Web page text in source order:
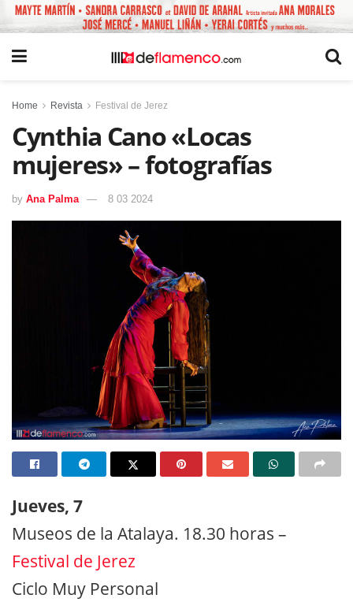
Home Revista Festival de Jerez
Cynthia Cano «Locas
mujeres» – fotografías
by Ana Palma 8 03 2024
Jueves, 7
Museos de la Atalaya. 18.30 horas –
Festival de Jerez
Ciclo Muy Personal